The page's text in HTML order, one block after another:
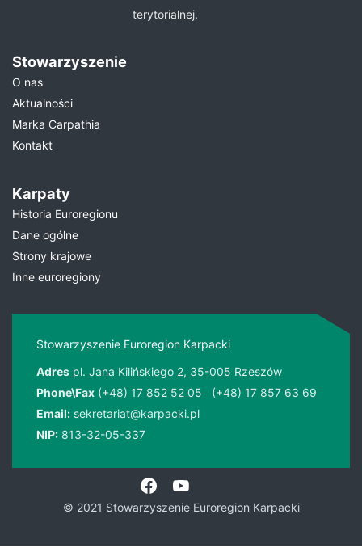
terytorialnej.
Stowarzyszenie
O nas
Aktualności
Marka Carpathia
Kontakt
Karpaty
Historia Euroregionu
Dane ogólne
Strony krajowe
Inne euroregiony
Stowarzyszenie Euroregion Karpacki
Adres pl. Jana Kilińskiego 2, 35-005 Rzeszów
Phone\Fax (+48) 17 852 52 05
(+48) 17 857 63 69
Email: sekretariat@karpacki.pl
NIP: 813-32-05-337
© 2021 Stowarzyszenie Euroregion Karpacki